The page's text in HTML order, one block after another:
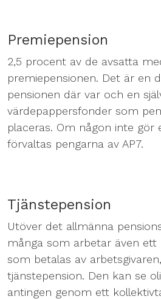
Premiepension
2,5 procent av de avsatta
premiepensionen. Det är en
pensionen där var och en
värdepappersfonder som
placeras. Om någon inte gör
förvaltas pengarna av AP7.
Tjänstepension
Utöver det allmänna
många som arbetar även ett
som betalas av
tjänstepension. Den kan se
antingen genom ett